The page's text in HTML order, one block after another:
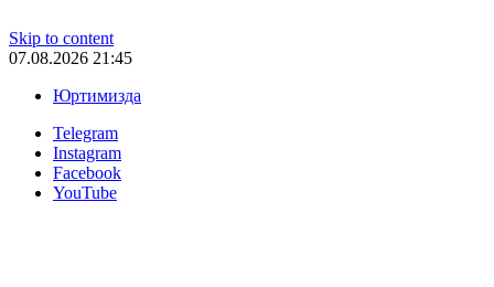
Skip to content
07.08.2026 21:45
Юртимизда
Telegram
Instagram
Facebook
YouTube